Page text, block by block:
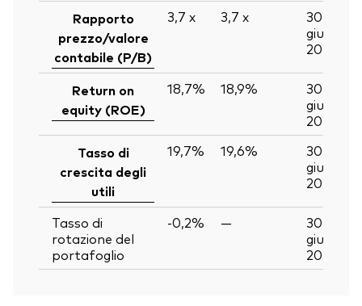
Rapporto
prezzo/valore
contabile (P/B)
3,7 x 3,7 x
30
giu
2026
Return on
equity (ROE)
18,7% 18,9%
30
giu
2026
Tasso di
crescita degli
utili
19,7% 19,6%
30
giu
2026
Tasso di
rotazione del
portafoglio
-0,2% —
30
giu
2026